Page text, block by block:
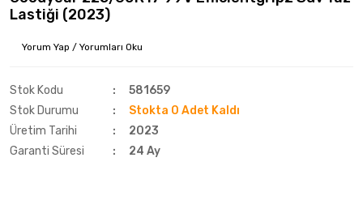
Lastiği (2023)
Yorum Yap / Yorumları Oku
Stok Kodu
581659
Stok Durumu
Stokta 0 Adet Kaldı
Üretim Tarihi
2023
Garanti Süresi
24 Ay